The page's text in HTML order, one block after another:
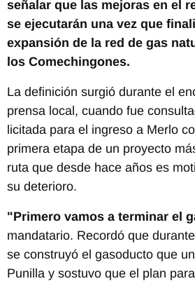
señalar que las mejoras en el
se ejecutarán una vez que
expansión de la red de gas
los Comechingones.
La definición surgió durante el
prensa local, cuando fue
licitada para el ingreso a Merlo
primera etapa de un proyecto
ruta que desde hace años es
su deterioro.
"Primero vamos a terminar el
mandatario. Recordó que
se construyó el gasoducto que
Punilla y sostuvo que el plan